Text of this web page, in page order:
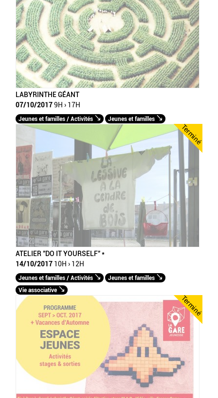
LABYRINTHE GÉANT
07/10/20179H › 17H
Jeunes et familles / Activités Jeunes et familles
Terminé
ATELIER "DO IT YOURSELF" *
14/10/2017 10H › 12H
Jeunes et familles / Activités
Jeunes et familles
Vie associative
Terminé